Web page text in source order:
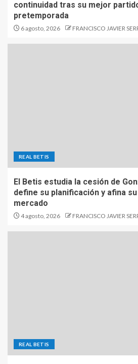
continuidad tras su mejor
pretemporada
6 agosto, 2026 FRANCISCO JAVIER
REAL BETIS
El Betis estudia la cesión de
define su planificación y afina
mercado
4 agosto, 2026 FRANCISCO JAVIER
REAL BETIS